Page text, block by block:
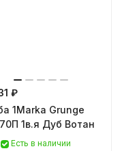
₽
1Marka Grunge
1в.я Дуб Вотан
Есть в наличии